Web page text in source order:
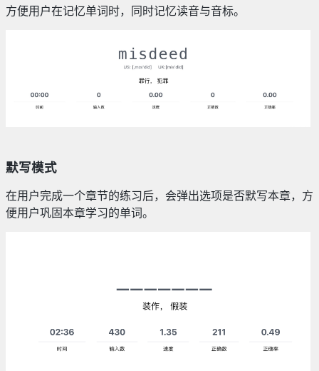
方便用户在记忆单词时，同时记忆读音与音标。
默写模式
在用户完成一个章节的练习后，会弹出选项是否默写本章，方
便用户巩固本章学习的单词。